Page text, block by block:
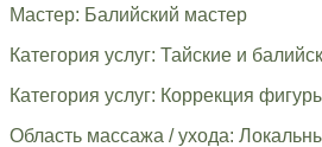
Мастер: Балийский мастер
Категория услуг: Тайские и
Категория услуг: Коррекция
Область массажа / ухода: